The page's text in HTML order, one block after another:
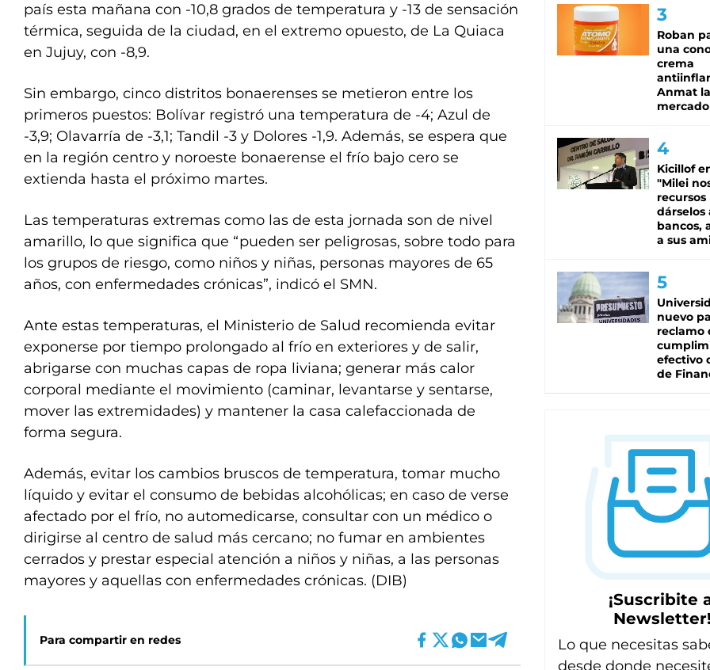
país esta mañana con -10,8 grados de temperatura y -13 de sensación
térmica, seguida de la ciudad, en el extremo opuesto, de La Quiaca
en Jujuy, con -8,9.
Sin embargo, cinco distritos bonaerenses se metieron entre los
primeros puestos: Bolívar registró una temperatura de -4; Azul de
-3,9; Olavarría de -3,1; Tandil -3 y Dolores -1,9. Además, se espera que
en la región centro y noroeste bonaerense el frío bajo cero se
extienda hasta el próximo martes.
Las temperaturas extremas como las de esta jornada son de nivel
amarillo, lo que significa que “pueden ser peligrosas, sobre todo para
los grupos de riesgo, como niños y niñas, personas mayores de 65
años, con enfermedades crónicas”, indicó el SMN.
Ante estas temperaturas, el Ministerio de Salud recomienda evitar
exponerse por tiempo prolongado al frío en exteriores y de salir,
abrigarse con muchas capas de ropa liviana; generar más calor
corporal mediante el movimiento (caminar, levantarse y sentarse,
mover las extremidades) y mantener la casa calefaccionada de
forma segura.
Además, evitar los cambios bruscos de temperatura, tomar mucho
líquido y evitar el consumo de bebidas alcohólicas; en caso de verse
afectado por el frío, no automedicarse, consultar con un médico o
dirigirse al centro de salud más cercano; no fumar en ambientes
cerrados y prestar especial atención a niños y niñas, a las personas
mayores y aquellas con enfermedades crónicas. (DIB)
Para compartir en redes
Roban
una
crema
Anmat
mercado
Kicillof
"Milei
recursos
dárselos
bancos,
a sus
nuevo
reclamo
efectivo
de
¡Suscribite
Newsletter!
Lo que necesitas
desde donde